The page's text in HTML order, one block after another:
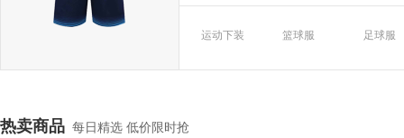
运动下装 篮球服 足球服
热卖商品 每日精选 低价限时抢